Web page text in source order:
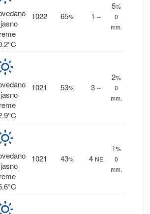
1022 65% 1 --
5%
0
mm.
1021 53% 3 --
2%
0
mm.
1021 43% 4 NE
1%
0
mm.